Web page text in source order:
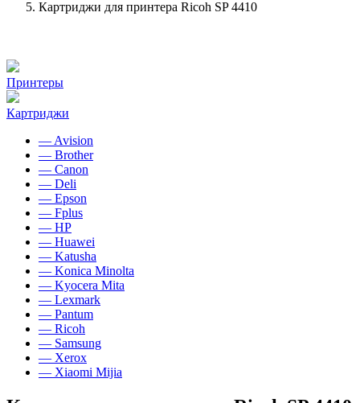
Картриджи для принтера Ricoh SP 4410
Принтеры
Картриджи
— Avision
— Brother
— Canon
— Deli
— Epson
— Fplus
— HP
— Huawei
— Katusha
— Konica Minolta
— Kyocera Mita
— Lexmark
— Pantum
— Ricoh
— Samsung
— Xerox
— Xiaomi Mijia